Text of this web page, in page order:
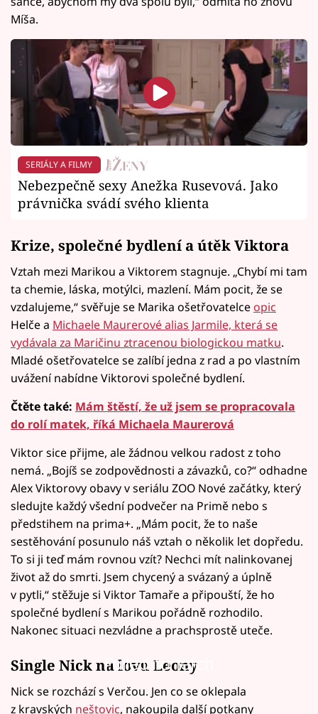
Míša.
SERIÁLY A FILMY
Nebezpečně sexy Anežka Rusevová. Jako
právnička svádí svého klienta
Krize, společné bydlení a útěk Viktora
Vztah mezi Marikou a Viktorem stagnuje. „Chybí mi tam
ta chemie, láska, motýlci, mazlení. Mám pocit, že se
vzdalujeme,“ svěřuje se Marika ošetřovatelce opic
Helče a Michaele Maurerové alias Jarmile, která se
vydávala za Maričinu ztracenou biologickou matku.
Mladé ošetřovatelce se zalíbí jedna z rad a po vlastním
uvážení nabídne Viktorovi společné bydlení.
Čtěte také: Mám štěstí, že už jsem se propracovala
do rolí matek, říká Michaela Maurerová
Viktor sice přijme, ale žádnou velkou radost z toho
nemá. „Bojíš se zodpovědnosti a závazků, co?“ odhadne
Alex Viktorovy obavy v seriálu ZOO Nové začátky, který
sledujte každý všední podvečer na Primě nebo s
předstihem na prima+. „Mám pocit, že to naše
sestěhování posunulo náš vztah o několik let dopředu.
To si ji teď mám rovnou vzít? Nechci mít nalinkovanej
život až do smrti. Jsem chycený a svázaný a úplně
v pytli,“ stěžuje si Viktor Tamaře a připouští, že ho
společné bydlení s Marikou pořádně rozhodilo.
Nakonec situaci nezvládne a prachsprostě uteče.
Failed to fetch
Single Nick na lovu Leony
Nick se rozchází s Verčou. Jen co se oklepala
z kravských neštovic, nakoupila další potkany